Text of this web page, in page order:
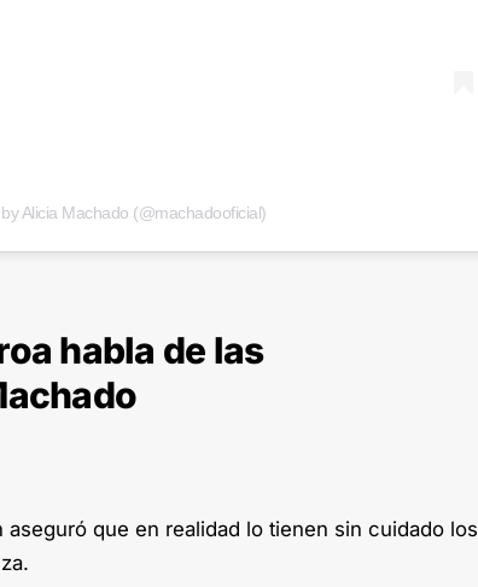
Alicia Machado (@machadooficial)
habla de las
que en realidad lo tienen sin cuidado los